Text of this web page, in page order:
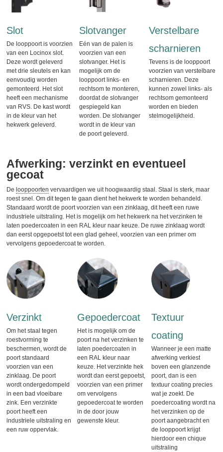
Slot
De looppoort is voorzien
van een Locinox slot.
Deze wordt geleverd
met drie sleutels en kan
eenvoudig worden
gemonteerd. Het slot
heeft een mechanisme
van RVS. De kast wordt
in de kleur van het
hekwerk geleverd.
Slotvanger
Eén van de palen is
voorzien van een
slotvanger. Het is
mogelijk om de
looppoort links- en
rechtsom te monteren,
doordat de slotvanger
gespiegeld kan
worden. De slotvanger
wordt in de kleur van
de poort geleverd.
Verstelbare
scharnieren
Tevens is de looppoort
voorzien van verstelbare
scharnieren. Deze
kunnen zowel links- als
rechtsom gemonteerd
worden en bieden
stelmogelijkheid.
Afwerking: verzinkt en eventueel
gecoat
De looppoorten vervaardigen we uit hoogwaardig staal. Staal is sterk, maar
roest snel. Om dit tegen te gaan dient het hekwerk te worden behandeld.
Standaard wordt de poort voorzien van een zinklaag, dit heeft een ruwe
industriele uitstraling. Het is mogelijk om het hekwerk na het verzinken te
laten poedercoaten in een RAL kleur naar keuze. De ruwe zinklaag wordt
dan eerst opgepoetst tot een glad geheel, voorzien van een primer om
vervolgens gepoedercoat te worden.
Verzinkt
Om het staal tegen
roestvorming te
beschermen, wordt de
poort standaard
voorzien van een
zinklaag. De poort
wordt ondergedompeld
in een bad vloeibare
zink. Een verzinkte
poort heeft een
industriele uitstraling en
een ruw oppervlak.
Gepoedercoat
Het is mogelijk om de
poort na het verzinken te
laten poedercoaten in
een RAL kleur naar
keuze. Het verzinkte hek
wordt dan eerst gepoetst,
voorzien van een primer
om vervolgens
gepoedercoat te worden
in de door jouw
gewenste kleur.
Textuur
coating
Wanneer je een matte
afwerking verkiest
boven een glanzende
poort, dan is een
textuur coating precies
wat je zoekt. De
poedercoating wordt na
het verzinken op de
poort aangebracht en
de looppoort krijgt
hierdoor een chique
uitstraling